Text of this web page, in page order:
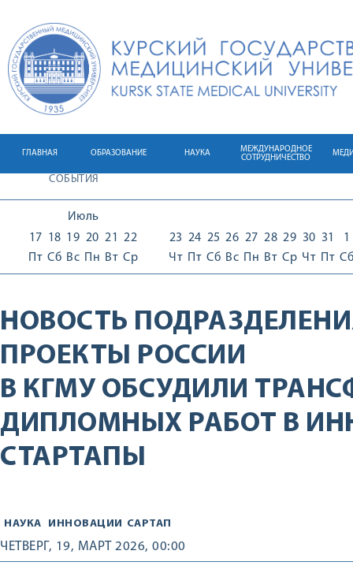
ГЛАВНАЯ ОБРАЗОВАНИЕ НАУКА
МЕЖДУНАРОДНОЕ
СОТРУДНИЧЕСТВО
СОБЫТИЯ
Июль
17
Пт
18
Сб
19
Вс
20
Пн
21
Вт
22
Ср
23
Чт
24
Пт
25
Сб
26
Вс
27
Пн
28
Вт
29
Ср
30
Чт
31
Пт
1
Сб
НОВОСТЬ
ПРОЕКТЫ РОССИИ
В КГМУ ОБСУДИЛИ
ДИПЛОМНЫХ РАБОТ В
СТАРТАПЫ
НАУКА ИННОВАЦИИ САРТАП
ЧЕТВЕРГ, 19, МАРТ 2026, 00:00